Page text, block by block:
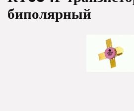
биполярный